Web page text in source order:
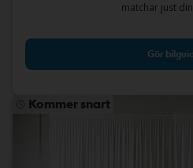
matchar just
Gör
Kommer snart